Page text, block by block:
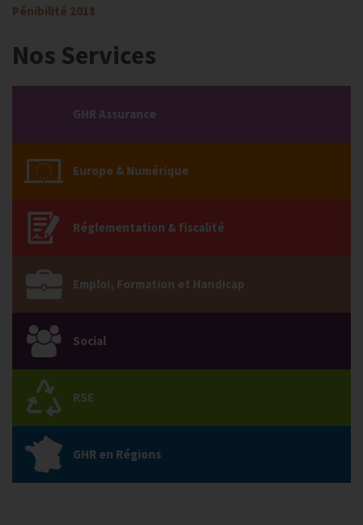
Pénibilité 2018
Nos Services
GHR Assurance
Europe & Numérique
Réglementation & fiscalité
Emploi, Formation et Handicap
Social
RSE
GHR en Régions